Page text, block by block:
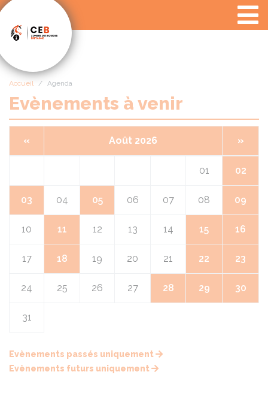
Accueil Agenda
Evènements à venir
« Août 2026 »
01 02
03 04 05 06 07 08 09
10 11 12 13 14 15 16
17 18 19 20 21 22 23
24 25 26 27 28 29 30
31
Evènements passés uniquement
Evènements futurs uniquement
Panneau de gestion des cookies